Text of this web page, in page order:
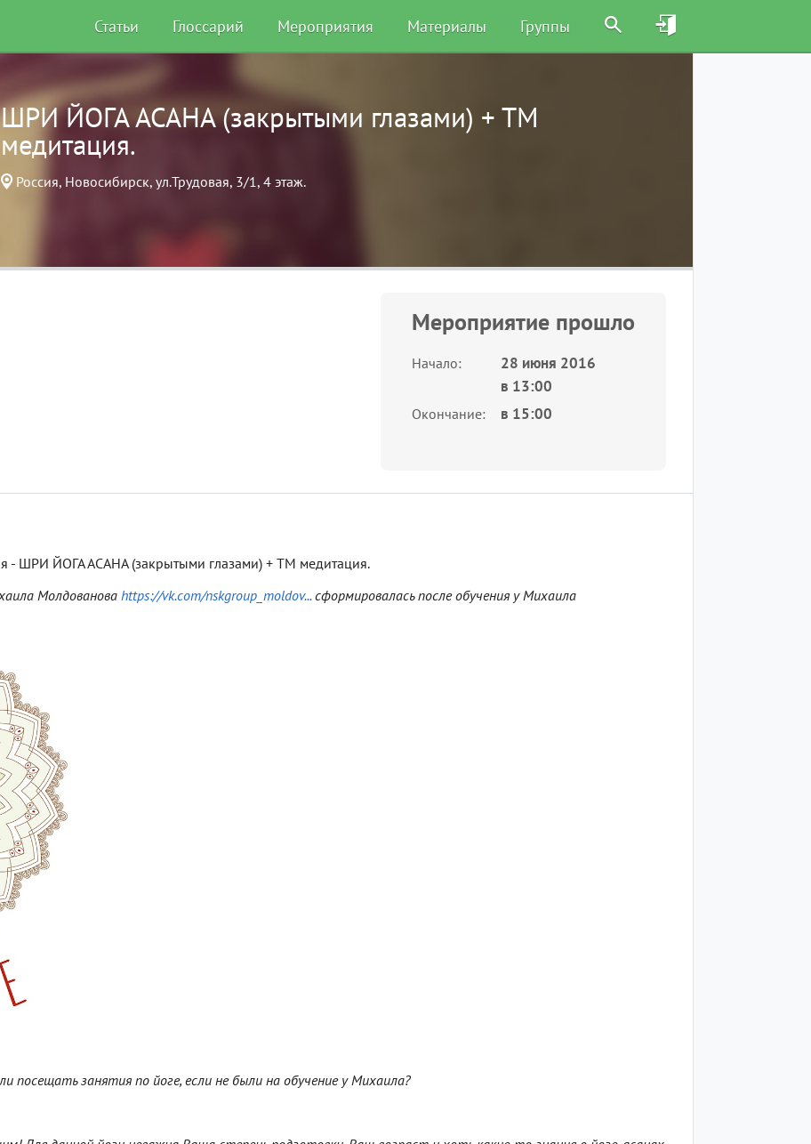
Статьи Глоссарий Мероприятия Материалы Группы
ШРИ ЙОГА АСАНА (закрытыми глазами) + ТМ
медитация.
Россия, Новосибирск, ул.Трудовая, 3/1, 4 этаж.
Мероприятие прошло
Начало
28 июня 2016
в 13:00
Окончание в 15:00
- ШРИ ЙОГА АСАНА (закрытыми глазами) + ТМ медитация.
Молдованова https://vk.com/nskgroup_moldov...сформировалась после обучения у Михаила
посещать занятия по йоге, если не были на обучение у Михаила?